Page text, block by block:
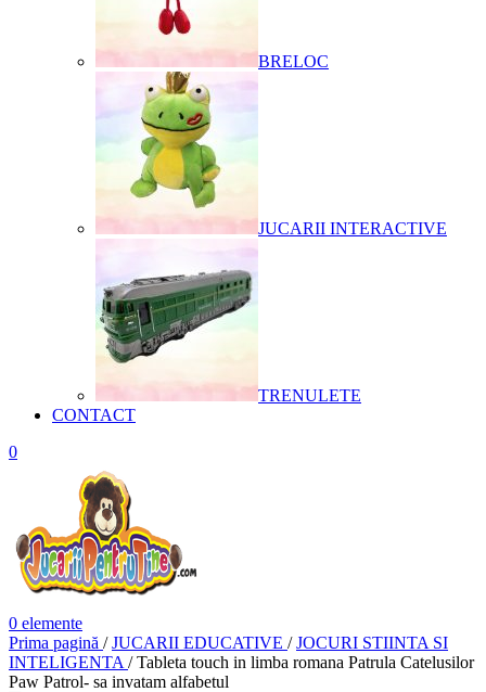
BRELOC
JUCARII INTERACTIVE
TRENULETE
CONTACT
0
0 elemente
Prima pagină / JUCARII EDUCATIVE / JOCURI STIINTA SI
INTELIGENTA / Tableta touch in limba romana Patrula Catelusilor
Paw Patrol- sa invatam alfabetul